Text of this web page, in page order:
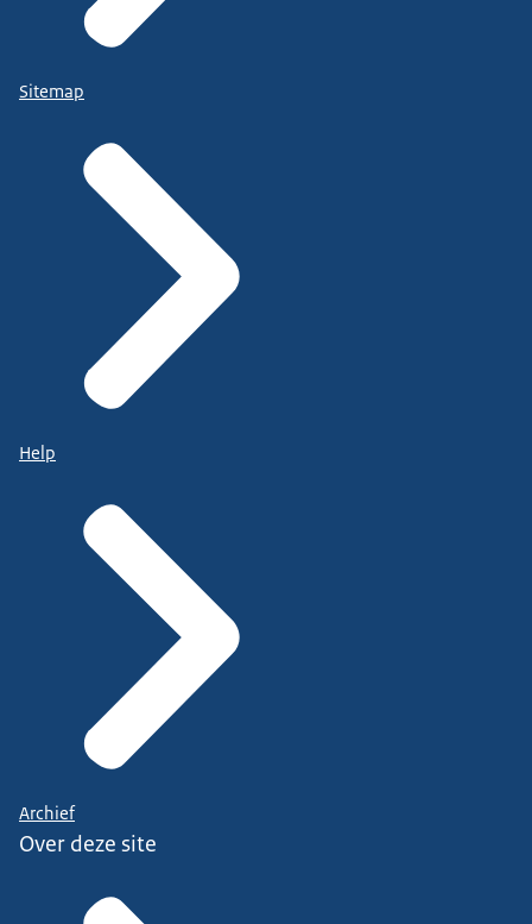
Sitemap
Help
Archief
Over deze site